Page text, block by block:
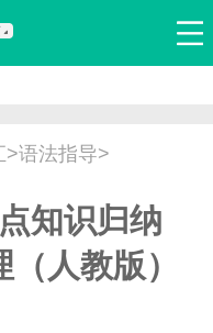
娱乐英语 少儿英语
>语法指导>
知识归纳
人教版）